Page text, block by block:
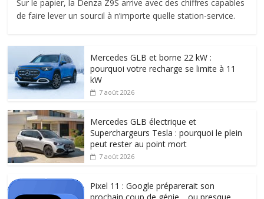
Sur le papier, la Denza Z9S arrive avec des chiffres capables
de faire lever un sourcil à n’importe quelle station-service.
Mercedes GLB et borne 22 kW :
pourquoi votre recharge se limite à 11
kW
7 août 2026
Mercedes GLB électrique et
Superchargeurs Tesla : pourquoi le plein
peut rester au point mort
7 août 2026
Pixel 11 : Google préparerait son